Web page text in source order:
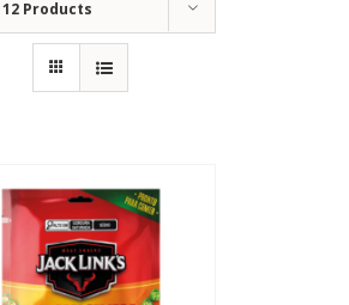
12 Products